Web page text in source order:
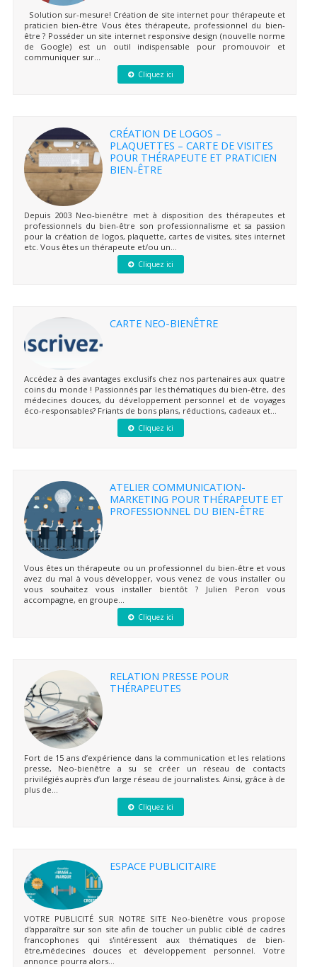
Solution sur-mesure! Création de site internet pour thérapeute et
praticien bien-être Vous êtes thérapeute, professionnel du bien-
être ? Posséder un site internet responsive design (nouvelle norme
de Google) est un outil indispensable pour promouvoir et
communiquer sur...
Cliquez ici
CRÉATION DE LOGOS –
PLAQUETTES – CARTE DE VISITES
POUR THÉRAPEUTE ET PRATICIEN
BIEN-ÊTRE
Depuis 2003 Neo-bienêtre met à disposition des thérapeutes et
professionnels du bien-être son professionnalisme et sa passion
pour la création de logos, plaquette, cartes de visites, sites internet
etc. Vous êtes un thérapeute et/ou un...
Cliquez ici
CARTE NEO-BIENÊTRE
Accédez à des avantages exclusifs chez nos partenaires aux quatre
coins du monde ! Passionnés par les thématiques du bien-être, des
médecines douces, du développement personnel et de voyages
éco-responsables? Friants de bons plans, réductions, cadeaux et...
Cliquez ici
ATELIER COMMUNICATION-
MARKETING POUR THÉRAPEUTE ET
PROFESSIONNEL DU BIEN-ÊTRE
Vous êtes un thérapeute ou un professionnel du bien-être et vous
avez du mal à vous développer, vous venez de vous installer ou
vous souhaitez vous installer bientôt ? Julien Peron vous
accompagne, en groupe...
Cliquez ici
RELATION PRESSE POUR
THÉRAPEUTES
Fort de 15 ans d’expérience dans la communication et les relations
presse, Neo-bienêtre a su se créer un réseau de contacts
privilégiés auprès d’un large réseau de journalistes. Ainsi, grâce à de
plus de...
Cliquez ici
ESPACE PUBLICITAIRE
VOTRE PUBLICITÉ SUR NOTRE SITE Neo-bienêtre vous propose
d'apparaître sur son site afin de toucher un public ciblé de cadres
francophones qui s'intéressent aux thématiques de bien-
être,médecines douces et développement personnel. Votre
annonce pourra alors...